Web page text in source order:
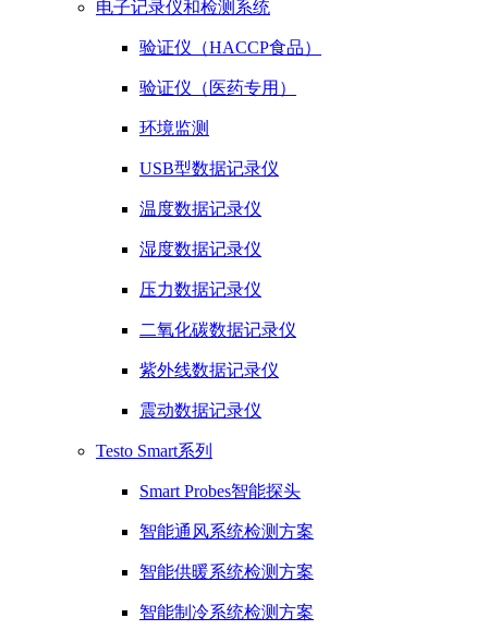
电子记录仪和检测系统
验证仪（HACCP食品）
验证仪（医药专用）
环境监测
USB型数据记录仪
温度数据记录仪
湿度数据记录仪
压力数据记录仪
二氧化碳数据记录仪
紫外线数据记录仪
震动数据记录仪
Testo Smart系列
Smart Probes智能探头
智能通风系统检测方案
智能供暖系统检测方案
智能制冷系统检测方案